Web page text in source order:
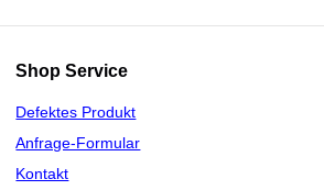
Shop Service
Defektes Produkt
Anfrage-Formular
Kontakt